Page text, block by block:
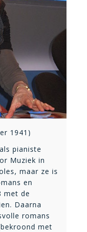
1941)
pianiste
Muziek in
maar ze is
en
met de
Daarna
romans
met